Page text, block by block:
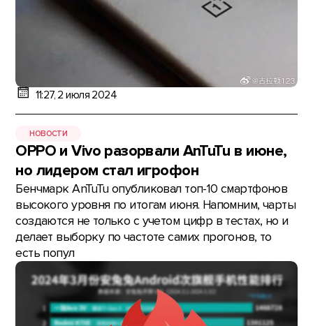
11:27, 2 июля 2024
НОВОСТИ
OPPO и Vivo разорвали AnTuTu в июне,
но лидером стал игрофон
Бенчмарк AnTuTu опубликовал топ-10 смартфонов
высокого уровня по итогам июня. Напомним, чарты
создаются не только с учетом цифр в тестах, но и
делает выборку по частоте самих прогонов, то
есть попул